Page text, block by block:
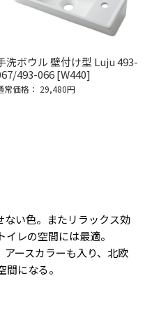
洗ボウル 壁付け型 Luju 493-
493-066 [W440]
常価格： 29,480円
ない色。またリラックス効
レの空間には最適。
ースカラーも入り、北欧
になる。